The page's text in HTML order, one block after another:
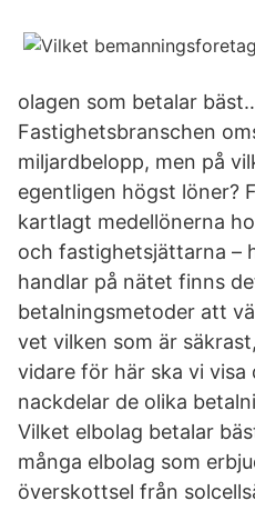
olagen som betalar
Fastighetsbranschen
miljardbelopp, men på
egentligen högst löner?
kartlagt medellönerna
och fastighetsjättarna –
handlar på nätet finns
betalningsmetoder att
vet vilken som är
vidare för här ska vi
nackdelar de olika
Vilket elbolag betalar
många elbolag som
överskottsel från